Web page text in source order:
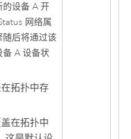
设备 A 开
网络属
后将通过该
备 A 设备状
拓扑中存
在拓扑中